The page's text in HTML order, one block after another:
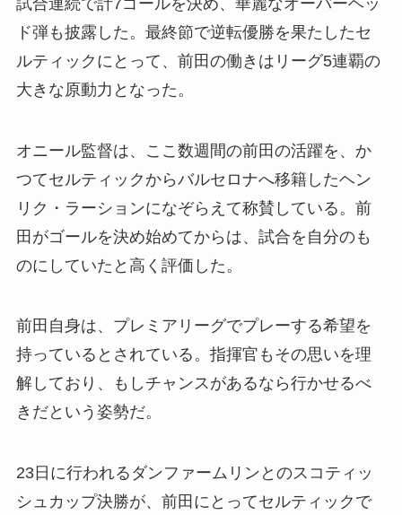
ド弾も披露した。最終節で逆転優勝を果たしたセ
ルティックにとって、前田の働きはリーグ5連覇の
大きな原動力となった。
オニール監督は、ここ数週間の前田の活躍を、か
つてセルティックからバルセロナへ移籍したヘン
リク・ラーションになぞらえて称賛している。前
田がゴールを決め始めてからは、試合を自分のも
のにしていたと高く評価した。
前田自身は、プレミアリーグでプレーする希望を
持っているとされている。指揮官もその思いを理
解しており、もしチャンスがあるなら行かせるべ
きだという姿勢だ。
23日に行われるダンファームリンとのスコティッ
シュカップ決勝が、前田にとってセルティックで